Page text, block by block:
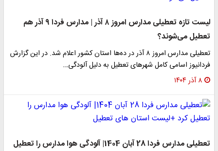
لیست تازه تعطیلی مدارس امروز ۸ آذر | مدارس فردا ۹ آذر هم
تعطیل می‌شوند؟
تعطیلی مدارس امروز ۸ آذر در ده‌ها استان کشور اعلام شد. در این گزارش
فردانیوز اسامی کامل شهرهای تعطیل به دلیل آلودگی…
۸ آذر ۱۴۰۴
تعطیلی مدارس فردا 28 آبان 1404| آلودگی هوا مدارس را تعطیل